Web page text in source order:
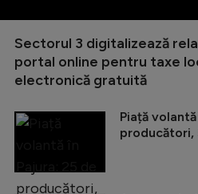
Sectorul 3 digitalizează
portal online pentru taxe
electronică gratuită
Piață
producători,